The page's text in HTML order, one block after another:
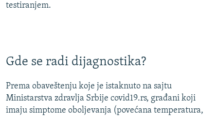
testiranjem.
Gde se radi dijagnostika?
Prema obaveštenju koje je istaknuto na sajtu
Ministarstva zdravlja Srbije covid19.rs, građani koji
imaju simptome oboljevanja (povećana temperatura,